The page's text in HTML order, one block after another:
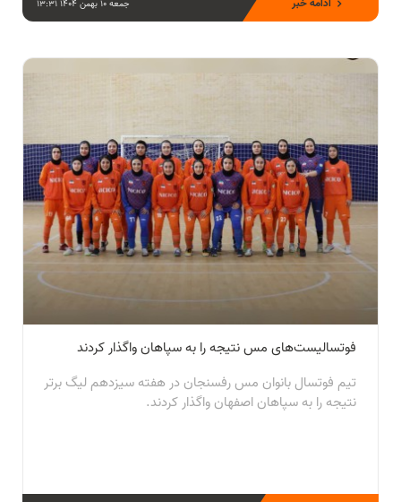
جمعه 10 بهمن 1404 13:31
فوتسالیست‌های مس نتیجه را به سپاهان واگذار کردند
تیم فوتسال بانوان مس رفسنجان در هفته سیزدهم لیگ برتر
نتیجه را به سپاهان اصفهان واگذار کردند.